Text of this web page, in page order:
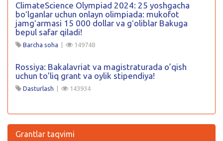
ClimateScience Olympiad 2024: 25 yoshgacha
boʻlganlar uchun onlayn olimpiada: mukofot
jamgʻarmasi 15 000 dollar va gʻoliblar Bakuga
bepul safar qiladi!
Barcha soha 149748
Rossiya: Bakalavriat va magistraturada o’qish
uchun to’liq grant va oylik stipendiya!
Dasturlash 143934
Grantlar taqvimi